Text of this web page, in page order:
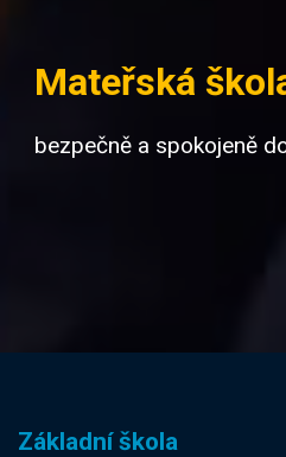
Mateřská
bezpečně a spokojeně
Základní škola